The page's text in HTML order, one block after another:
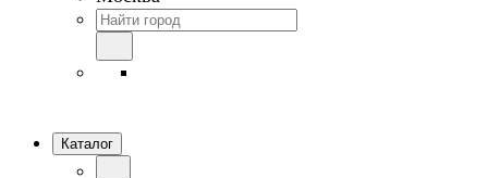
Каталог